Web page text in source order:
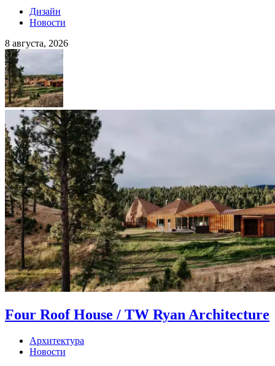
Дизайн
Новости
8 августа, 2026
Four Roof House / TW Ryan Architecture
Архитектура
Новости